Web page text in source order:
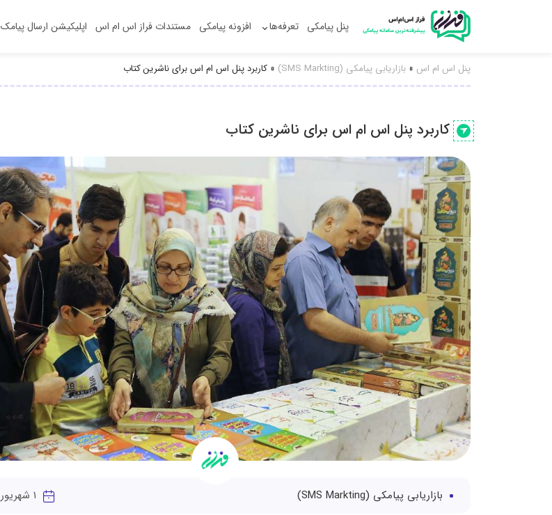
پنل پیامکی تعرفه‌ها افزونه‌ پیامکی مستندات فراز اس ام اس اپلیکیشن‌ ارسال پیامک
پنل اس ام اس » بازاریابی پیامکی (SMS Markting) » کاربرد پنل اس ام اس برای ناشرین کتاب
کاربرد پنل اس ام اس برای ناشرین کتاب
بازاریابی پیامکی (SMS Markting)